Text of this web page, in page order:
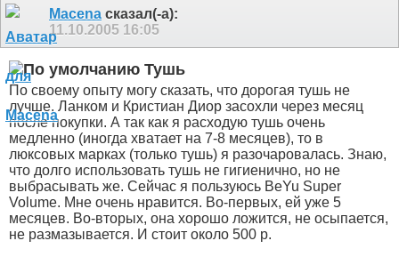
Macena сказал(-а):
11.10.2005 16:05
Тушь
По своему опыту могу сказать, что дорогая тушь не
лучше. Ланком и Кристиан Диор засохли через месяц
после покупки. А так как я расходую тушь очень
медленно (иногда хватает на 7-8 месяцев), то в
люксовых марках (только тушь) я разочаровалась. Знаю,
что долго использовать тушь не гигиенично, но не
выбрасывать же. Сейчас я пользуюсь BeYu Super
Volume. Мне очень нравится. Во-первых, ей уже 5
месяцев. Во-вторых, она хорошо ложится, не осыпается,
не размазывается. И стоит около 500 р.